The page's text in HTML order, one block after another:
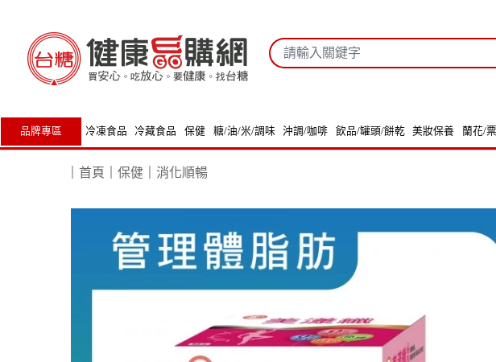
品牌專區 冷凍食品 冷藏食品 保健 糖/油/米/調味 沖調/咖啡 飲品/罐頭/餅乾 美妝保養 蘭花/
首頁 ｜保健 ｜消化順暢